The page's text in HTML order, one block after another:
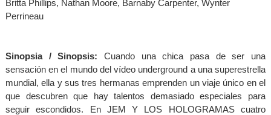
Britta Phillips, Nathan Moore, Barnaby Carpenter, Wynter
Perrineau
Sinopsia / Sinopsis: Cuando una chica pasa de ser una
sensación en el mundo del vídeo underground a una superestrella
mundial, ella y sus tres hermanas emprenden un viaje único en el
que descubren que hay talentos demasiado especiales para
seguir escondidos. En JEM Y LOS HOLOGRAMAS cuatro